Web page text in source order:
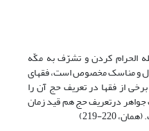
الحرام کردن و تشرّف به مکّه
و مناسک مخصوص است، فقهای
از فقها در تعریف حج آن را
درتعریف حج هم قید زمان
220-219)